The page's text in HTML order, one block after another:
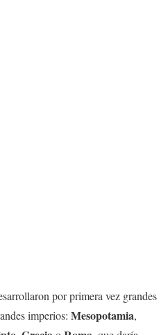
por primera vez grandes
imperios: Mesopotamia,